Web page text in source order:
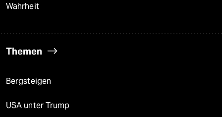
Wahrheit
Themen
Bergsteigen
USA unter Trump